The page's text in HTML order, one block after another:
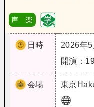
声 楽
日時
2026年5
開演：
会場 東京